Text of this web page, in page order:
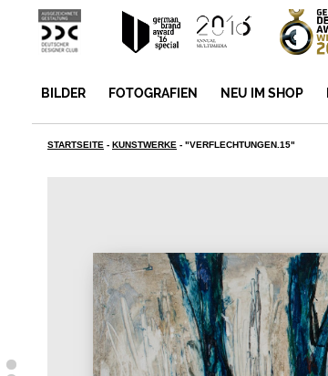
BILDER FOTOGRAFIEN NEU IM SHOP
STARTSEITE - KUNSTWERKE - "VERFLECHTUNGEN.15"